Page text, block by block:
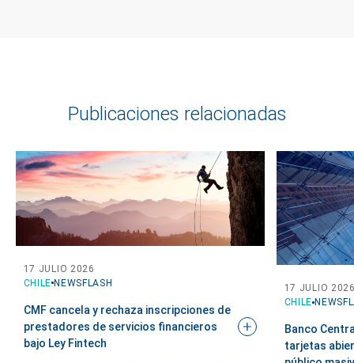
Publicaciones relacionadas
CHILE NEWSFLASH
17 JULIO 2026
CMF cancela y rechaza inscripciones de
prestadores de servicios financieros
bajo Ley Fintech
CHILE
17 JULIO
Banco
tarjetas